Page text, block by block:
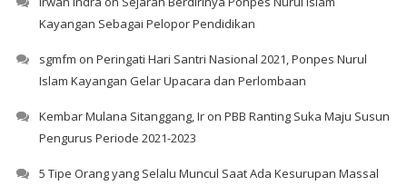
Kayangan Sebagai Pelopor Pendidikan
sgmfm on Peringati Hari Santri Nasional 2021, Ponpes Nurul
Islam Kayangan Gelar Upacara dan Perlombaan
Kembar Mulana Sitanggang, Iron PBB Ranting Suka Maju Susun
Pengurus Periode 2021-2023
5 Tipe Orang yang Selalu Muncul Saat Ada Kesurupan Massal